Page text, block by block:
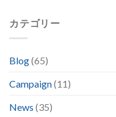
カテゴリー
Blog(65)
Campaign(11)
News (35)